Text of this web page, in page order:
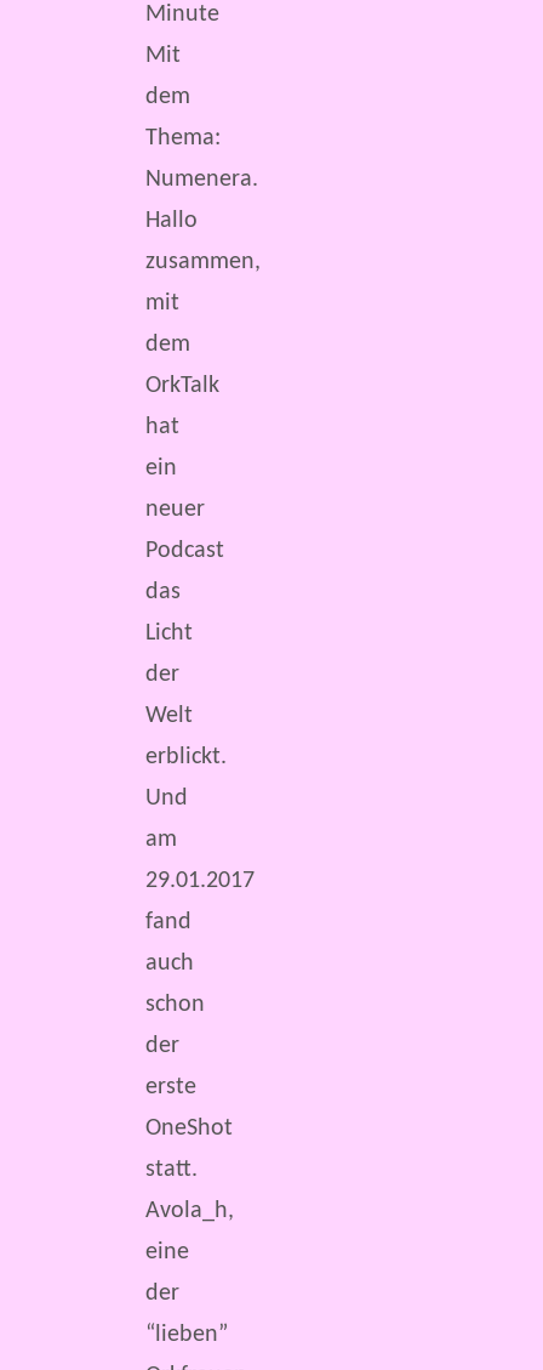
Minute
Mit
dem
Thema:
Numenera.
Hallo
zusammen,
mit
dem
OrkTalk
hat
ein
neuer
Podcast
das
Licht
der
Welt
erblickt.
Und
am
29.01.2017
fand
auch
schon
der
erste
OneShot
statt.
Avola_h,
eine
der
“lieben”